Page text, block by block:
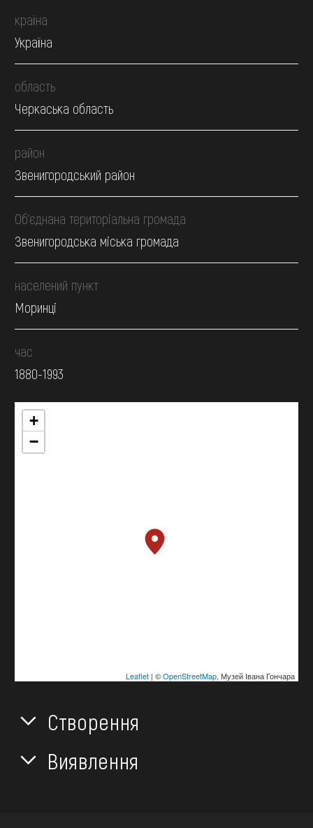
країна
Україна
область
Черкаська область
район
Звенигородський район
Об’єднана територіальна громада
Звенигородська міська громада
населений пункт
Моринці
час
1880-1993
+
−
Leaflet| ©OpenStreetMap, Музей Івана Гончара
Створення
Виявлення